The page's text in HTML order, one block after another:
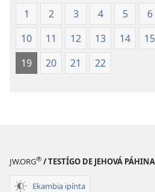
1 2 3 4 5 6
10
11 12 13 14 15
19
20 21 22
JW.ORG® / TESTÍGO DE JEHOVÁ
Ekambia ipínta